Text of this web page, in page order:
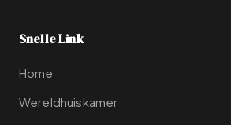
Snelle Link
Home
Wereldhuiskamer